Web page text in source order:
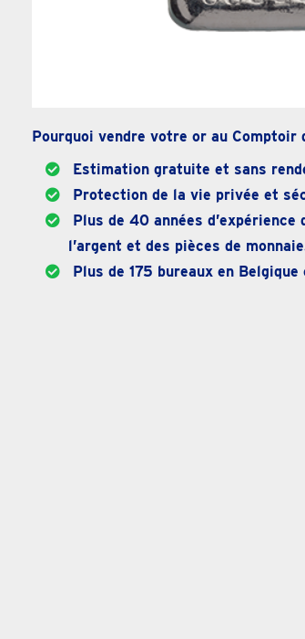
Pourquoi vendre votre or au Comptoir
Estimation gratuite et sans
Protection de la vie privée et
Plus de 40 années d’expérience
l’argent et des pièces de
Plus de 175 bureaux en